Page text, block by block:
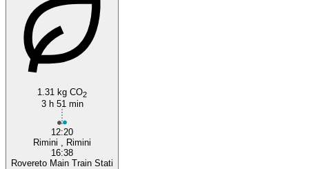
1.31 kg CO2
3 h 51 min
12:20
Rimini , Rimini
16:38
Rovereto Main Train Stati